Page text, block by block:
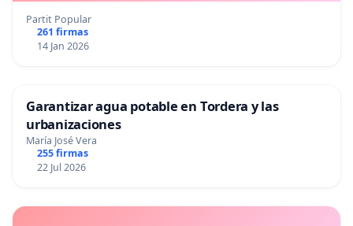
Partit Popular
261 firmas
14 Jan 2026
Garantizar agua potable en Tordera y las
urbanizaciones
María José Vera
255 firmas
22 Jul 2026